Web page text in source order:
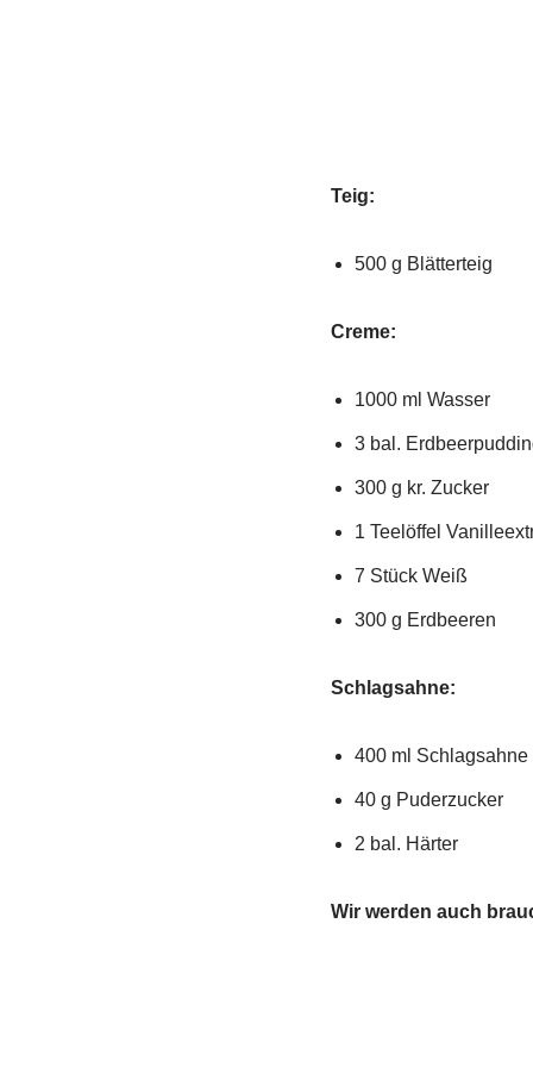
Teig:
500 g Blätterteig
Creme:
1000 ml Wasser
3 bal.
300 g kr. Zucker
1 Teelöffel
7 Stück Weiß
300 g Erdbeeren
Schlagsahne:
400 ml Schlagsahne
40 g Puderzucker
2 bal. Härter
Wir werden auch